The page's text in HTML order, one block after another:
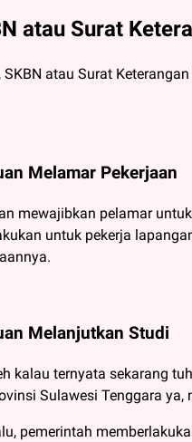
atau Surat
atau Surat
Melamar Pekerjaan
mewajibkan pelamar
untuk pekerja
Melanjutkan Studi
kalau ternyata sekarang
Sulawesi Tenggara
pemerintah